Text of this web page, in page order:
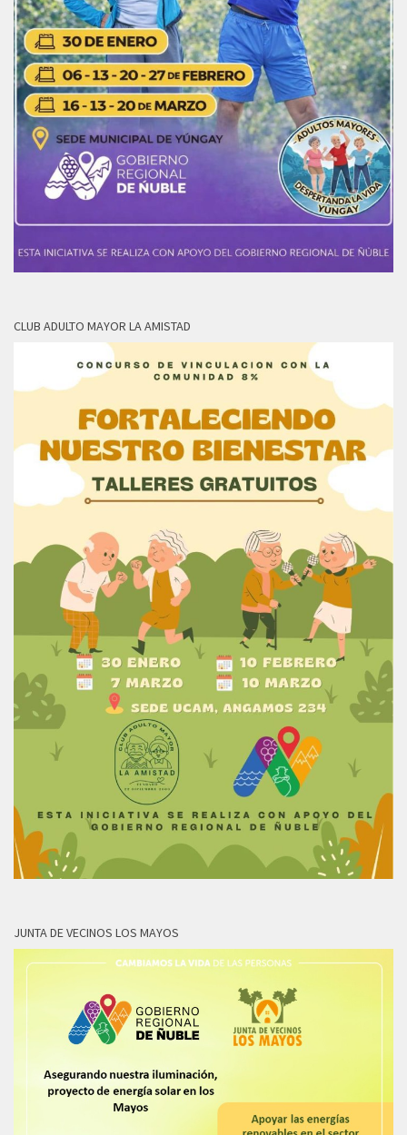
CLUB ADULTO MAYOR LA AMISTAD
JUNTA DE VECINOS LOS MAYOS